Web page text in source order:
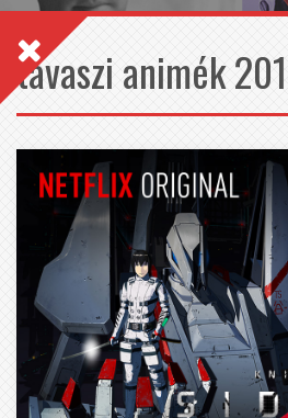
tavaszi animék